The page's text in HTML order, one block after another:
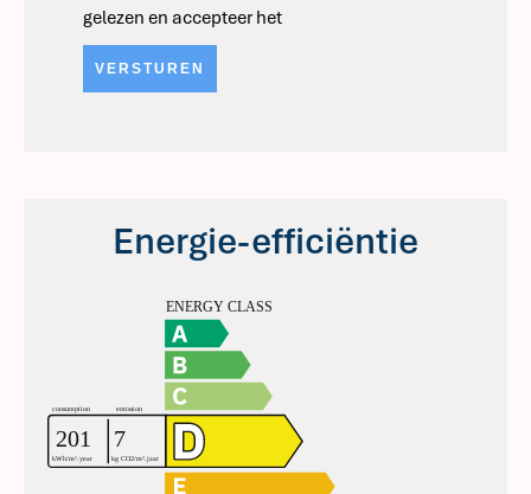
gelezen en accepteer het
VERSTUREN
Energie-efficiëntie